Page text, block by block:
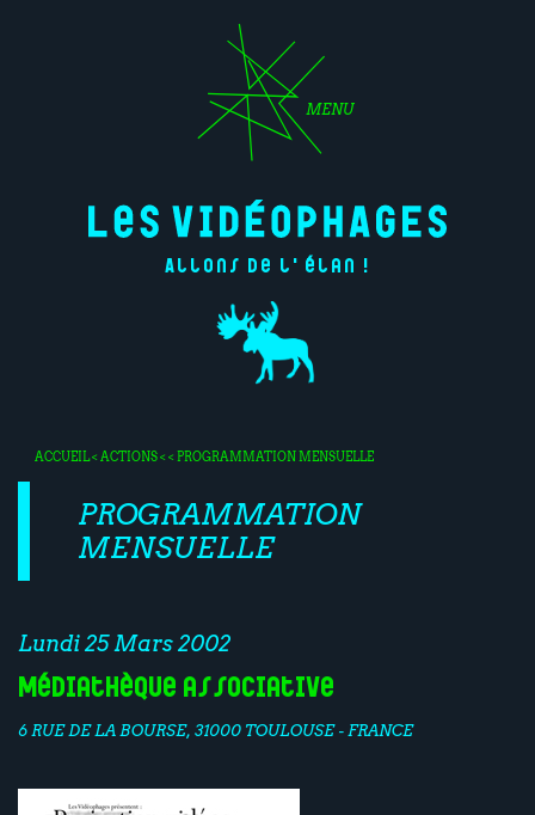
MENU
Allons de l'élan !
ACCUEIL<ACTIONS< < PROGRAMMATION MENSUELLE
PROGRAMMATION
MENSUELLE
Lundi 25 Mars 2002
Médiathèque associative
6 RUE DE LA BOURSE, 31000 TOULOUSE - FRANCE